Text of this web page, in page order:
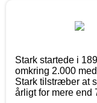
Stark startede i
omkring 2.000
Stark tilstræber at
årligt for mere end